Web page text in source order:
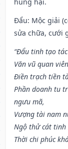
Đẩu: Mộc giải
sửa chữa, cưới
“Đẩu tinh tạo
Văn vũ quan
Điền trạch tiền
Phần doanh tu
ngưu mã,
Vượng tài nam
Ngộ thử cát tinh
Thời chi phúc